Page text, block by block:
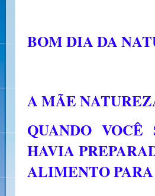
BOM DIA DA
A MÃE
QUANDO
HAVIA
ALIMENTO